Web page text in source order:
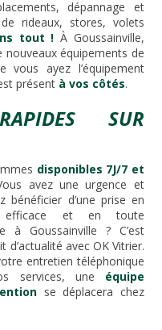
dépannage et
rideaux, stores, volets
tout ! À Goussainville,
nouveaux équipements de
ayez l’équipement
présent à vos côtés.
SUR
disponibles 7J/7 et
avez une urgence et
bénéficier d’une prise en
efficace et en toute
à Goussainville ? C’est
d’actualité avec OK Vitrier.
entretien téléphonique
services, une équipe
se déplacera chez